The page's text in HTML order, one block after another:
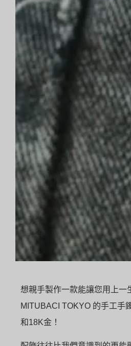
想親手製作一款能讓您用上一
MITUBACI TOKYO 的手工手
和18K金！